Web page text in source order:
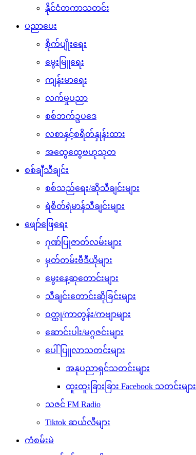
နိုင်ငံတကာသတင်း
ပညာပေး
စိုက်ပျိုးရေး
မွေးမြူရေး
ကျန်းမာရေး
လက်မှုပညာ
စစ်ဘက်ဥပဒေ
လစာနှင့်စရိတ်နှုန်းထား
အထွေထွေဗဟုသုတ
စစ်ချီသီချင်း
စစ်သည်ရေး/ဆိုသီချင်းများ
ရဲစိတ်ရဲမာန်သီချင်းများ
ဖျော်ဖြေရေး
ဂုဏ်ပြုဇာတ်လမ်းများ
မှတ်တမ်းဗီဒီယိုများ
မွေးနေ့ဆုတောင်းများ
သီချင်းတောင်းဆိုခြင်းများ
ဝတ္ထု/ကာတွန်း/ကဗျာများ
ဆောင်းပါး/မဂ္ဂဇင်းများ
ပေါ်ပြူလာသတင်းများ
အနုပညာရှင်သတင်းများ
ထူးထူးခြားခြား Facebook သတင်းများ
သဇင် FM Radio
Tiktok ဆယ်လီများ
ကံစမ်းမဲ